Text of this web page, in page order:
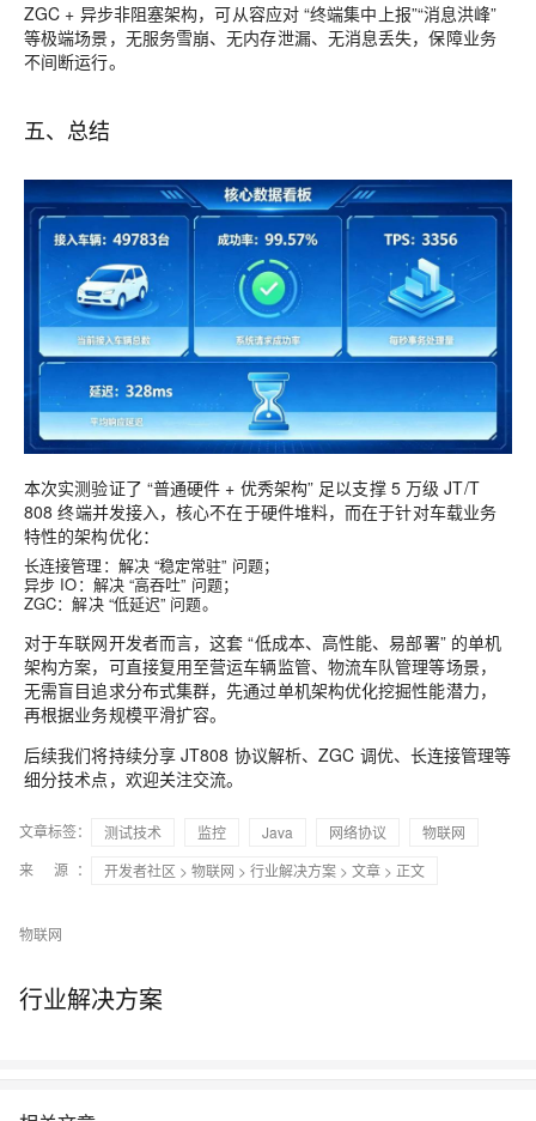
ZGC + 异步非阻塞架构，可从容应对 “终端集中上报”“消息洪峰”
等极端场景，无服务雪崩、无内存泄漏、无消息丢失，保障业务
不间断运行。
五、总结
本次实测验证了 “普通硬件 + 优秀架构” 足以支撑 5 万级 JT/T
808 终端并发接入，核心不在于硬件堆料，而在于针对车载业务
特性的架构优化：
长连接管理：解决 “稳定常驻” 问题；
异步 IO：解决 “高吞吐” 问题；
ZGC：解决 “低延迟” 问题。
对于车联网开发者而言，这套 “低成本、高性能、易部署” 的单机
架构方案，可直接复用至营运车辆监管、物流车队管理等场景，
无需盲目追求分布式集群，先通过单机架构优化挖掘性能潜力，
再根据业务规模平滑扩容。
后续我们将持续分享 JT808 协议解析、ZGC 调优、长连接管理等
细分技术点，欢迎关注交流。
文章标签： 测试技术 监控 Java 网络协议
物联网
来 源：
开发者社区 > 物联网 > 行业解决方案 > 文章 > 正文
物联网
行业解决方案